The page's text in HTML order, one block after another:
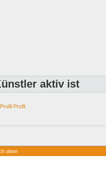
aktiv ist
Profil Profil
oben